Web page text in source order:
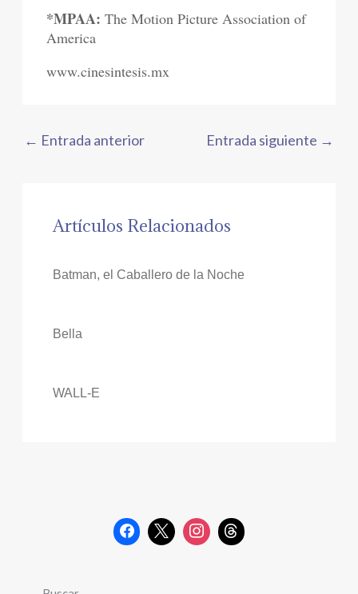
*MPAA: The Motion Picture Association of
America
www.cinesintesis.mx
← Entrada anterior Entrada siguiente →
Artículos Relacionados
Batman, el Caballero de la Noche
Bella
WALL-E